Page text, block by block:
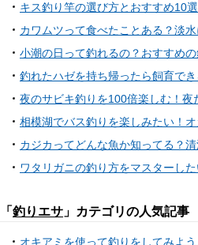
小潮の日って釣れるの？おすすめ
釣れたハゼを持ち帰ったら飼育で
「 釣りエサ 」カテゴリの人気記事